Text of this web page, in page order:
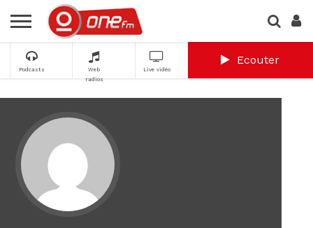
Podcasts
Web
radios
Live vidéo
Ecouter